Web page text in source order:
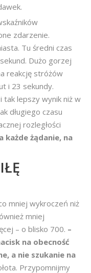
zdarzenie.
Tu średni czas
Dużo gorzej
reakcję stróżów
i 23 sekundy.
tak lepszy wynik niż w
długiego czasu
rozległości
każde żądanie, na
mniej wykroczeń niż
mniej
– o blisko 700. –
na obecność
a nie szukanie na
Przypomnijmy